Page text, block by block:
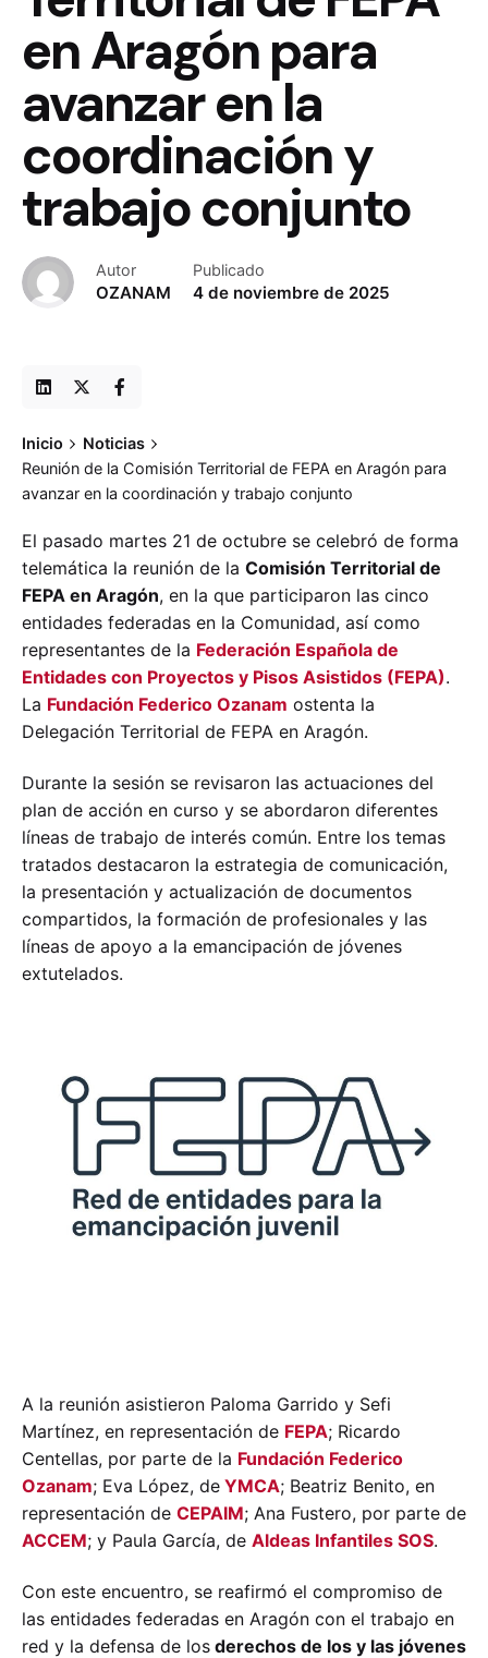
en Aragón para
avanzar en la
coordinación y
trabajo conjunto
Autor
OZANAM
Publicado
4 de noviembre de 2025
Inicio
Noticias
Reunión de la Comisión Territorial de FEPA en Aragón para
avanzar en la coordinación y trabajo conjunto
El pasado martes 21 de octubre se celebró de forma
telemática la reunión de la Comisión Territorial de
FEPA en Aragón, en la que participaron las cinco
entidades federadas en la Comunidad, así como
representantes de la Federación Española de
Entidades con Proyectos y Pisos Asistidos (FEPA).
La Fundación Federico Ozanam ostenta la
Delegación Territorial de FEPA en Aragón.
Durante la sesión se revisaron las actuaciones del
plan de acción en curso y se abordaron diferentes
líneas de trabajo de interés común. Entre los temas
tratados destacaron la estrategia de comunicación,
la presentación y actualización de documentos
compartidos, la formación de profesionales y las
líneas de apoyo a la emancipación de jóvenes
extutelados.
A la reunión asistieron Paloma Garrido y Sefi
Martínez, en representación de FEPA; Ricardo
Centellas, por parte de la Fundación Federico
Ozanam; Eva López, de YMCA; Beatriz Benito, en
representación de CEPAIM; Ana Fustero, por parte de
ACCEM; y Paula García, de Aldeas Infantiles SOS.
Con este encuentro, se reafirmó el compromiso de
las entidades federadas en Aragón con el trabajo en
red y la defensa de los derechos de los y las jóvenes